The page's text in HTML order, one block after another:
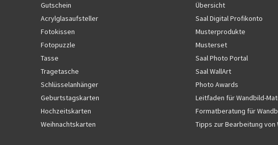
Gutschein
Acrylglasaufsteller
Fotokissen
Fotopuzzle
Tasse
Tragetasche
Schlüsselanhänger
Geburtstagskarten
Hochzeitskarten
Weihnachtskarten
Übersicht
Saal Digital Profikonto
Musterprodukte
Musterset
Saal Photo Portal
Saal WallArt
Photo Awards
Leitfaden für Wandbild-
Formatberatung für
Tipps zur Bearbeitung von